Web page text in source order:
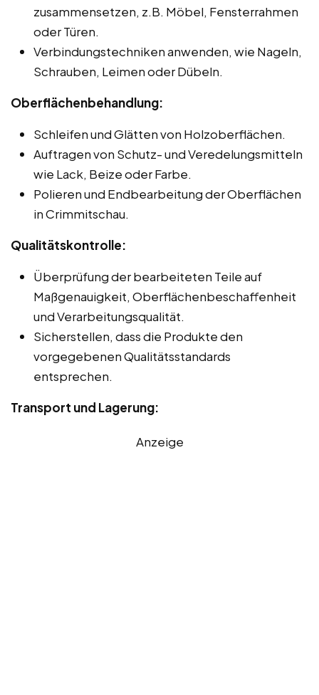
zusammensetzen, z.B. Möbel, Fensterrahmen
oder Türen.
Verbindungstechniken anwenden, wie Nageln,
Schrauben, Leimen oder Dübeln.
Oberflächenbehandlung:
Schleifen und Glätten von Holzoberflächen.
Auftragen von Schutz- und Veredelungsmitteln
wie Lack, Beize oder Farbe.
Polieren und Endbearbeitung der Oberflächen
in Crimmitschau.
Qualitätskontrolle:
Überprüfung der bearbeiteten Teile auf
Maßgenauigkeit, Oberflächenbeschaffenheit
und Verarbeitungsqualität.
Sicherstellen, dass die Produkte den
vorgegebenen Qualitätsstandards
entsprechen.
Transport und Lagerung:
Anzeige